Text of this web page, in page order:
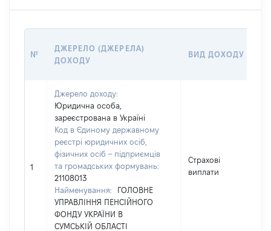
№
ДЖЕРЕЛО (ДЖЕРЕЛА)
ДОХОДУ
ВИД ДОХОДУ
1
Джерело доходу:
Юридична особа,
зареєстрована в Україні
Код в Єдиному державному
реєстрі юридичних осіб,
фізичних осіб – підприємців
та громадських формувань:
21108013
Найменування:
ГОЛОВНЕ
УПРАВЛІННЯ ПЕНСІЙНОГО
ФОНДУ УКРАЇНИ В
СУМСЬКІЙ ОБЛАСТІ
Страхові
виплати